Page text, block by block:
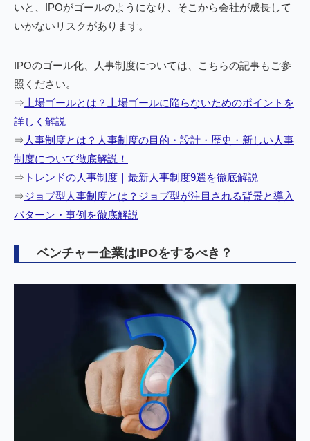
いと、IPOがゴールのようになり、そこから会社が成長して
いかないリスクがあります。
IPOのゴール化、人事制度については、こちらの記事もご参
照ください。
⇒ 上場ゴールとは？上場ゴールに陥らないためのポイントを
詳しく解説
⇒ 人事制度とは？人事制度の目的・設計・歴史・新しい人事
制度について徹底解説！
⇒ トレンドの人事制度｜最新人事制度9選を徹底解説
⇒ジョブ型人事制度とは？ジョブ型が注目される背景と導入
パターン・事例を徹底解説
ベンチャー企業はIPOをするべき？